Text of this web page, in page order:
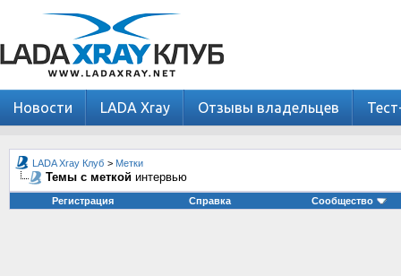
Новости LADA Xray Отзывы владельцев
LADA Xray Клуб > Метки
Темы с меткой интервью
Регистрация Справка Сообщество